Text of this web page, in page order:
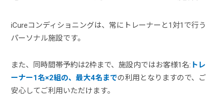
iCureコンディショニングは、常にトレーナーと1対1で行う
パーソナル施設です。
また、同時間帯予約は2枠まで、施設内ではお客様1名: トレ
ーナー1名×2組の、最大4名までの利用となりますので、ご
安心してご利用いただけます。